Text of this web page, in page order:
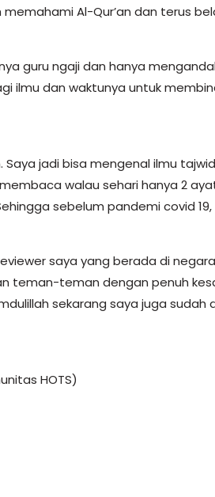
Al-Qur’an dan terus
guru ngaji dan hanya
ilmu dan waktunya untuk
jadi bisa mengenal ilmu
walau sehari hanya 2
sebelum pandemi covid
saya yang berada di
teman-teman dengan penuh
sekarang saya juga
HOTS)